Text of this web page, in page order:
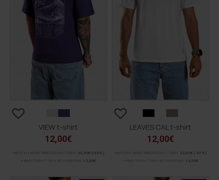
VIEW t-shirt
12,00€
ΑΡΧΙΚΗ ΑΝΑΓΡΑΦΟΜΕΝΗ ΤΙΜΗ: 23,90€ (-50%)
ΚΑΛΥΤΕΡΗ ΤΙΜΗ 30 ΗΜΕΡΩΝ:
12,00€
LEAVES CAL t-shirt
12,00€
ΑΡΧΙΚΗ ΑΝΑΓΡΑΦΟΜΕΝΗ ΤΙΜΗ: 22,50€ (-47%)
ΚΑΛΥΤΕΡΗ ΤΙΜΗ 30 ΗΜΕΡΩΝ:
12,00€